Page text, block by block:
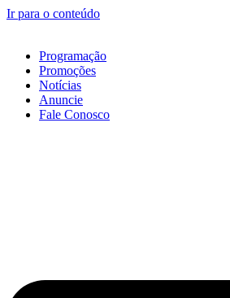
Ir para o conteúdo
Programação
Promoções
Notícias
Anuncie
Fale Conosco